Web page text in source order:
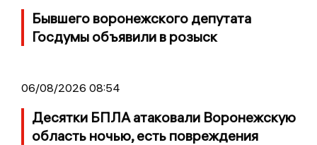
Бывшего воронежского депутата
Госдумы объявили в розыск
06/08/2026 08:54
Десятки БПЛА атаковали Воронежскую
область ночью, есть повреждения